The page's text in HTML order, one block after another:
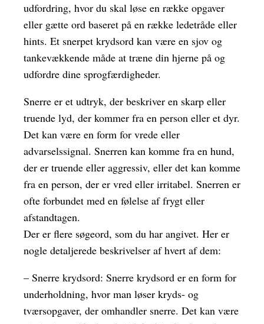
udfordring, hvor du skal løse en række opgaver
eller gætte ord baseret på en række ledetråde eller
hints. Et snerpet krydsord kan være en sjov og
tankevækkende måde at træne din hjerne på og
udfordre dine sprogfærdigheder.
Snerre er et udtryk, der beskriver en skarp eller
truende lyd, der kommer fra en person eller et dyr.
Det kan være en form for vrede eller
advarselssignal. Snerren kan komme fra en hund,
der er truende eller aggressiv, eller det kan komme
fra en person, der er vred eller irritabel. Snerren er
ofte forbundet med en følelse af frygt eller
afstandtagen.
Der er flere søgeord, som du har angivet. Her er
nogle detaljerede beskrivelser af hvert af dem:
– Snerre krydsord: Snerre krydsord er en form for
underholdning, hvor man løser kryds- og
tværsopgaver, der omhandler snerre. Det kan være